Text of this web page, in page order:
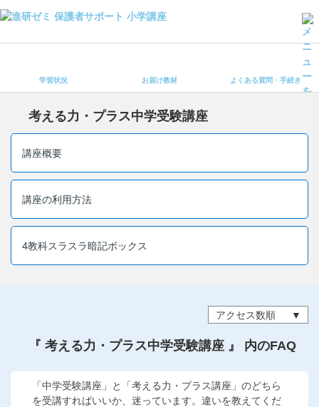
よくある質問・手続き
会員ページへログイン
よくある質問・お問い合わせ
進研ゼミ 中学講座
学習状況 お届け教材 よくある質問・手続き
考える力・プラス中学受験講座
講座概要
講座の利用方法
4教科スラスラ暗記ボックス
アクセス数順
『 考える力・プラス中学受験講座 』 内のFAQ
「中学受験講座」と「考える力・プラス講座」のどちら
を受講すればいいか、迷っています。違いを教えてくだ